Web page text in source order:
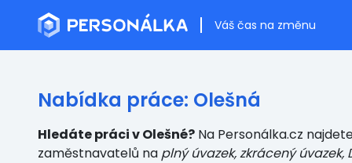
Váš čas na změnu
Nabídka práce: Olešná
Hledáte práci v Olešné? Na Personálka.cz
zaměstnavatelů na plný úvazek, zkrácený úvazek,